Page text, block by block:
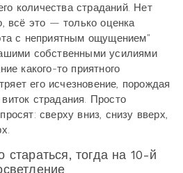
количества страданий. Нет
всё это — только оценка
с неприятным ощущением"
собственными усилиями
какого-то приятного
его исчезновение, порождая
страдания. Просто
сверху вниз, снизу вверх,
тогда на 10-й